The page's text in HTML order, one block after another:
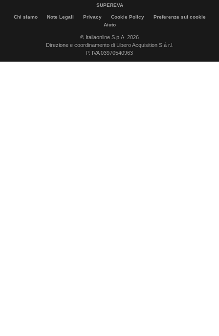
SUPEREVA
Chi siamo Note Legali Privacy Cookie Policy
Preferenze sui cookie
Aiuto
© Italiaonline S.p.A. 2026
Direzione e coordinamento di Libero Acquisition S.á r.l.
P. IVA 03970540963